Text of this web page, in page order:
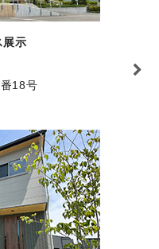
展示
18号